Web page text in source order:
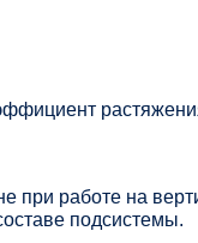
работе на
подсистемы.